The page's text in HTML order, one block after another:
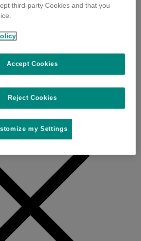
third-party Cookies and that you
Reject Cookies
Accept Cookies
my Settings